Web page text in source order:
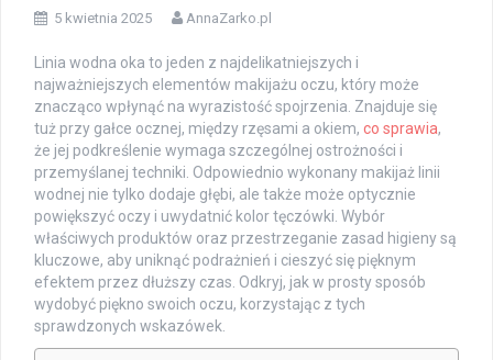
5 kwietnia 2025 AnnaZarko.pl
Linia wodna oka to jeden z najdelikatniejszych i
najważniejszych elementów makijażu oczu, który może
znacząco wpłynąć na wyrazistość spojrzenia. Znajduje się
tuż przy gałce ocznej, między rzęsami a okiem, co sprawia,
że jej podkreślenie wymaga szczególnej ostrożności i
przemyślanej techniki. Odpowiednio wykonany makijaż linii
wodnej nie tylko dodaje głębi, ale także może optycznie
powiększyć oczy i uwydatnić kolor tęczówki. Wybór
właściwych produktów oraz przestrzeganie zasad higieny są
kluczowe, aby uniknąć podrażnień i cieszyć się pięknym
efektem przez dłuższy czas. Odkryj, jak w prosty sposób
wydobyć piękno swoich oczu, korzystając z tych
sprawdzonych wskazówek.